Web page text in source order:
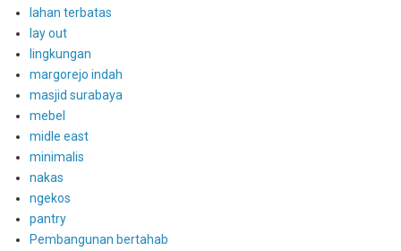
lahan terbatas
lay out
lingkungan
margorejo indah
masjid surabaya
mebel
midle east
minimalis
nakas
ngekos
pantry
Pembangunan bertahab